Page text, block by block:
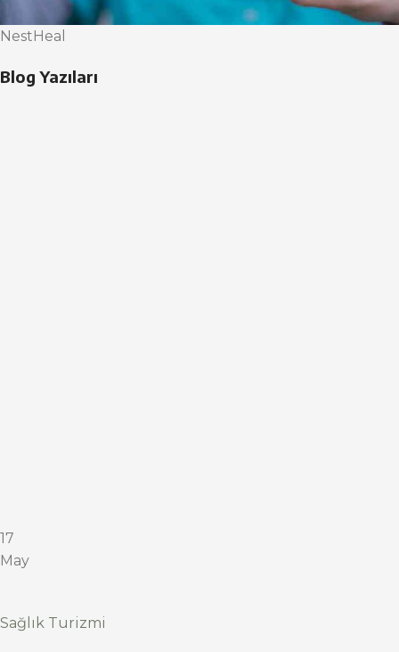
NestHeal
Blog Yazıları
17
May
Sağlık Turizmi